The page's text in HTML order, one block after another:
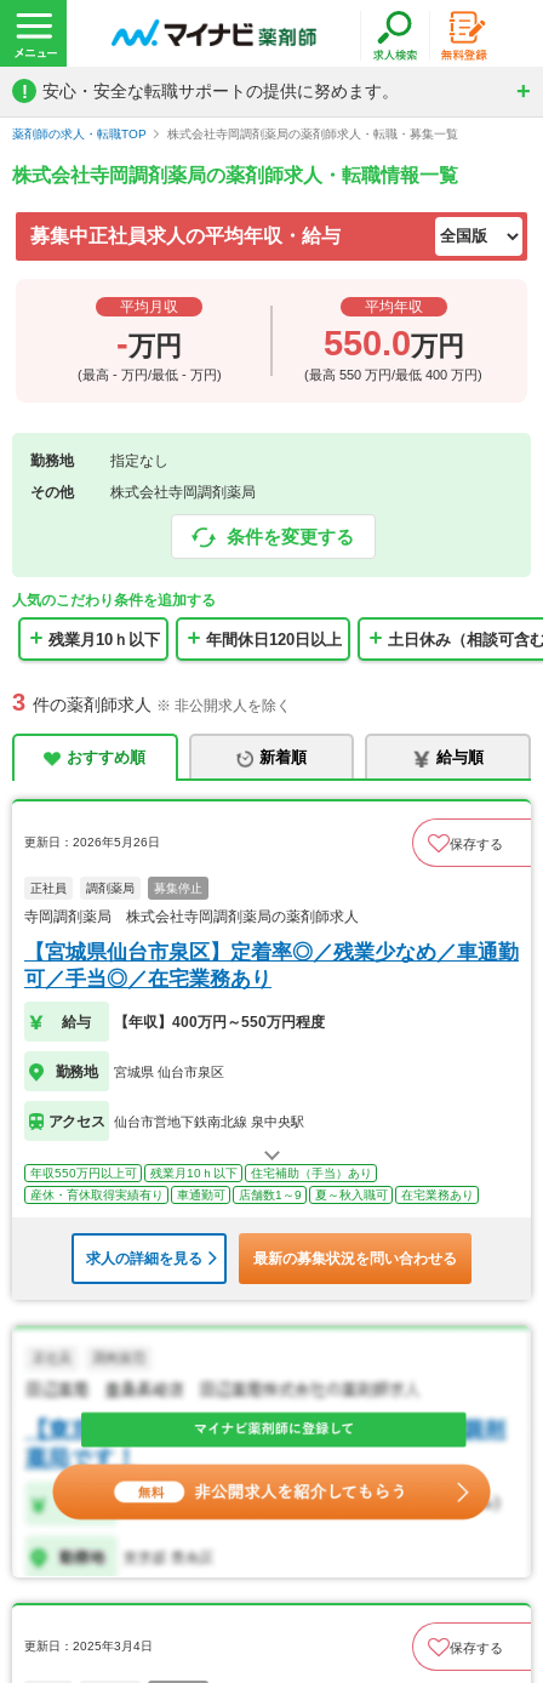
! 安心・安全な転職サポートの提供に努めます。
薬剤師の求人・転職TOP 株式会社寺岡調剤薬局の薬剤師求人・転職・募集一覧
株式会社寺岡調剤薬局の薬剤師求人・転職情報一覧
募集中正社員求人の平均年収・給与
平均月収
-万円
(最高 - 万円/最低 - 万円)
平均年収
550.0万円
(最高550万円/最低400万円)
勤務地
指定なし
その他
株式会社寺岡調剤薬局
条件を変更する
人気のこだわり条件を追加する
残業月10ｈ以下 年間休日120日以上 土日休み（相談可含
3 件の薬剤師求人 ※ 非公開求人を除く
おすすめ順 新着順 給与順
更新日：2026年5月26日 保存する
正社員 調剤薬局 募集停止
寺岡調剤薬局 株式会社寺岡調剤薬局の薬剤師求人
【宮城県仙台市泉区】定着率◎／残業少なめ／車通勤
可／手当◎／在宅業務あり
給与 【年収】400万円～550万円程度
勤務地 宮城県 仙台市泉区
アクセス 仙台市営地下鉄南北線 泉中央駅
年収550万円以上可 残業月10ｈ以下
住宅補助（手当）あり
産休・育休取得実績有り
車通勤可 店舗数1～9 夏～秋入職可 在宅業務あり
求人の詳細を見る 最新の募集状況を問い合わせる
更新日：2025年3月4日 保存する